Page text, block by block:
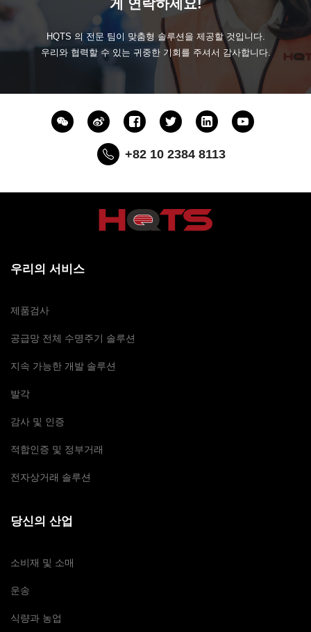
게 연락하세요!
HQTS 의 전문 팀이 맞춤형 솔루션을 제공할 것입니다.
우리와 협력할 수 있는 귀중한 기회를 주셔서 감사합니다.
+82 10 2384 8113
우리의 서비스
제품검사
공급망 전체 수명주기 솔루션
지속 가능한 개발 솔루션
발각
감사 및 인증
적합인증 및 정부거래
전자상거래 솔루션
당신의 산업
소비재 및 소매
운송
식량과 농업